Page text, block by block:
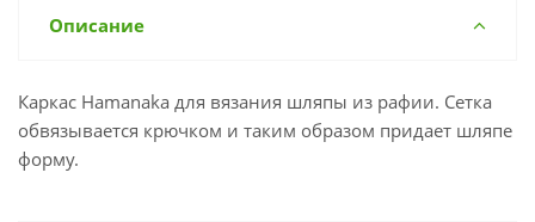
Описание
Каркас Hamanaka для вязания шляпы из рафии. Сетка
обвязывается крючком и таким образом придает шляпе
форму.